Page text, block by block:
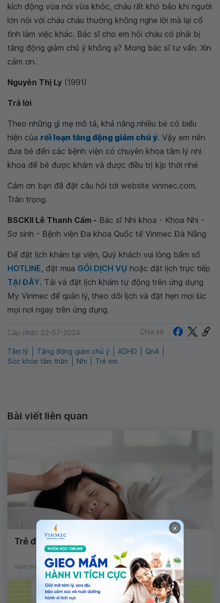
kích động vừa nói vừa khóc, cháu rất khó bảo khi người
lớn nói với cháu cháu thường không nghe lời mà lại cố
tình làm việc khác. Bác sĩ cho em hỏi cháu có phải bị
tăng động giảm chú ý không ạ? Mong bác sĩ tư vấn. Xin
cảm ơn.
Nguyễn Thị Ly (1991)
Trả lời
Theo những gì mẹ mô tả, khả năng nhiều bé có biểu
hiện của rối loạn tăng động giảm chú ý. Vậy em nên
đưa bé đến các bệnh viện có chuyên khoa tâm lý nhi
khoa để bé được khám và được điều trị kịp thời nhé
Cảm ơn bạn đã đặt câu hỏi tới website vinmec.com.
Trân trọng.
BSCKII Lê Thanh Cẩm - Bác sĩ Nhi khoa - Khoa Nhi -
Sơ sinh - Bệnh viện Đa khoa Quốc tế Vinmec Đà Nẵng
Để đặt lịch khám tại viện, Quý khách vui lòng bấm số
HOTLINE, đặt mua GÓI DỊCH VỤ hoặc đặt lịch trực tiếp
TẠI ĐÂY. Tải và đặt lịch khám tự động trên ứng dụng
My Vinmec để quản lý, theo dõi lịch và đặt hẹn mọi lúc
mọi nơi ngay trên ứng dụng.
Cập nhật: 22-07-2024 Chia sẻ
Tâm lý Tăng động giảm chú ý ADHD
QnA
Sức khỏe tâm thần
Nhi Trẻ em
Bài viết liên quan
Trẻ đang ngủ tự dưng tỉnh là bị làm sao?
Xem thêm
×